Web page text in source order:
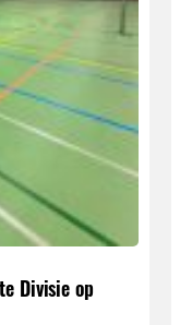
Divisie op